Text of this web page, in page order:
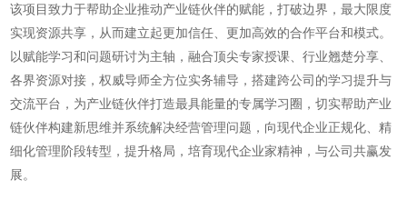
该项目致力于帮助企业推动产业链伙伴的赋能，打破边界，最大限度
实现资源共享，从而建立起更加信任、更加高效的合作平台和模式。
以赋能学习和问题研讨为主轴，融合顶尖专家授课、行业翘楚分享、
各界资源对接，权威导师全方位实务辅导，搭建跨公司的学习提升与
交流平台，为产业链伙伴打造最具能量的专属学习圈，切实帮助产业
链伙伴构建新思维并系统解决经营管理问题，向现代企业正规化、精
细化管理阶段转型，提升格局，培育现代企业家精神，与公司共赢发
展。